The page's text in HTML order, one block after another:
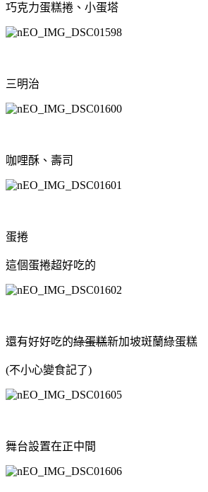
巧克力蛋糕捲、小蛋塔
三明治
咖哩酥、壽司
蛋捲
這個蛋捲超好吃的
還有好好吃的綠蛋糕新加坡斑蘭綠蛋糕
(不小心變食記了)
舞台設置在正中間